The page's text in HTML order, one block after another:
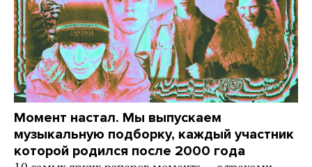
Момент настал. Мы выпускаем
музыкальную подборку, каждый участник
которой родился после 2000 года